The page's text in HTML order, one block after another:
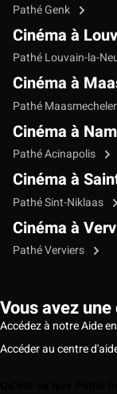
Pathé Genk
Cinéma à
Pathé Louvain-la-
Cinéma à
Pathé
Cinéma à
Pathé Acinapolis
Cinéma à
Pathé Sint-Niklaas
Cinéma à
Pathé Verviers
Vous avez
Accédez à notre Aide
Accéder au centre